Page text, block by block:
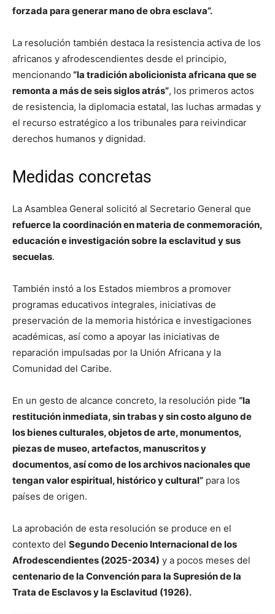
forzada para generar mano de obra esclava”.
La resolución también destaca la resistencia activa de los
africanos y afrodescendientes desde el principio,
mencionando “la tradición abolicionista africana que se
remonta a más de seis siglos atrás”, los primeros actos
de resistencia, la diplomacia estatal, las luchas armadas y
el recurso estratégico a los tribunales para reivindicar
derechos humanos y dignidad.
Medidas concretas
La Asamblea General solicitó al Secretario General que
refuerce la coordinación en materia de conmemoración,
educación e investigación sobre la esclavitud y sus
secuelas.
También instó a los Estados miembros a promover
programas educativos integrales, iniciativas de
preservación de la memoria histórica e investigaciones
académicas, así como a apoyar las iniciativas de
reparación impulsadas por la Unión Africana y la
Comunidad del Caribe.
En un gesto de alcance concreto, la resolución pide “la
restitución inmediata, sin trabas y sin costo alguno de
los bienes culturales, objetos de arte, monumentos,
piezas de museo, artefactos, manuscritos y
documentos, así como de los archivos nacionales que
tengan valor espiritual, histórico y cultural” para los
países de origen.
La aprobación de esta resolución se produce en el
contexto del Segundo Decenio Internacional de los
Afrodescendientes (2025-2034) y a pocos meses del
centenario de la Convención para la Supresión de la
Trata de Esclavos y la Esclavitud (1926).